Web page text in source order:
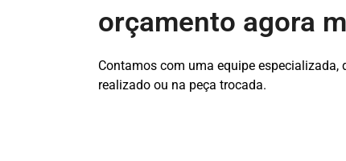
orçamento agora
Contamos com uma equipe
realizado ou na peça trocada.